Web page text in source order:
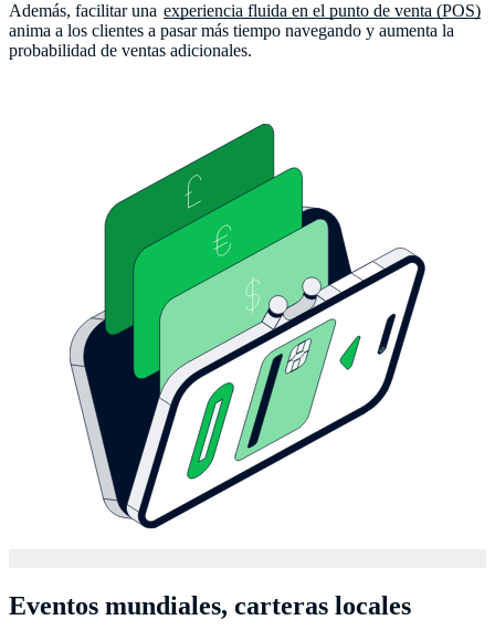
Además, facilitar una experiencia fluida en el punto de venta (POS)
anima a los clientes a pasar más tiempo navegando y aumenta la
probabilidad de ventas adicionales.
Eventos mundiales, carteras locales